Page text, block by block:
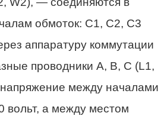
обмоток: C1, C2, C3
аппаратуру коммутации
проводники A, B, C (L1,
между началами
вольт, а между местом